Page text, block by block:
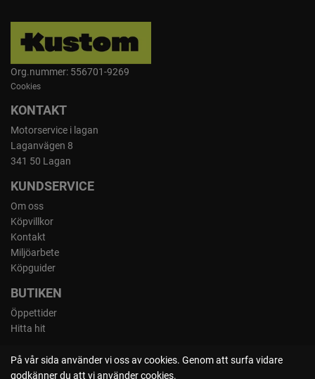
Org.nummer: 556701-9269
Cookies
KONTAKT
Motorservice i lagan
Laganvägen 8
341 50 Lagan
KUNDSERVICE
Om oss
Köpvillkor
Kontakt
Miljöarbete
Köpguider
BUTIKEN
Öppettider
Hitta hit
På vår sida använder vi oss av cookies. Genom att surfa vidare
godkänner du att vi använder cookies.